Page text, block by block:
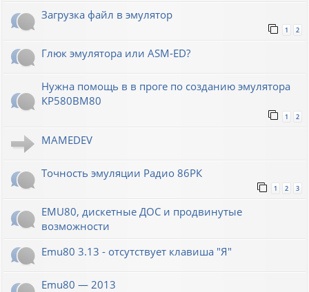
Загрузка файл в эмулятор
1 2
Глюк эмулятора или ASM-ED?
Нужна помощь в в проге по созданию эмулятора
КР580ВМ80
1 2
MAMEDEV
Точность эмуляции Радио 86РК
1 2 3
EMU80, дискетные ДОС и продвинутые
возможности
Emu80 3.13 - отсутствует клавиша "Я"
Emu80 — 2013